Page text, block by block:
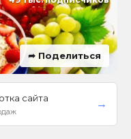
➦ Поделиться
сайта →